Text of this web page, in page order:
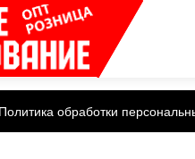
Политика обработки